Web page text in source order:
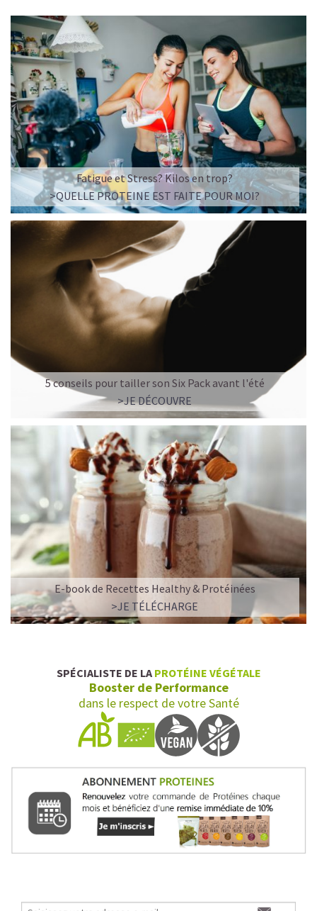
Fatigue et Stress? Kilos en trop?
>QUELLE PROTEINE EST FAITE POUR MOI?
5 conseils pour tailler son Six Pack avant l'été
>JE DÉCOUVRE
E-book de Recettes Healthy & Protéinées
>JE TÉLÉCHARGE
SPÉCIALISTE DE LA PROTÉINE VÉGÉTALE
Booster de Performance
dans le respect de votre Santé